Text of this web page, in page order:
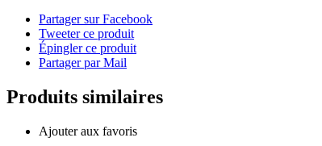
Partager sur Facebook
Tweeter ce produit
Épingler ce produit
Partager par Mail
Produits similaires
Ajouter aux favoris